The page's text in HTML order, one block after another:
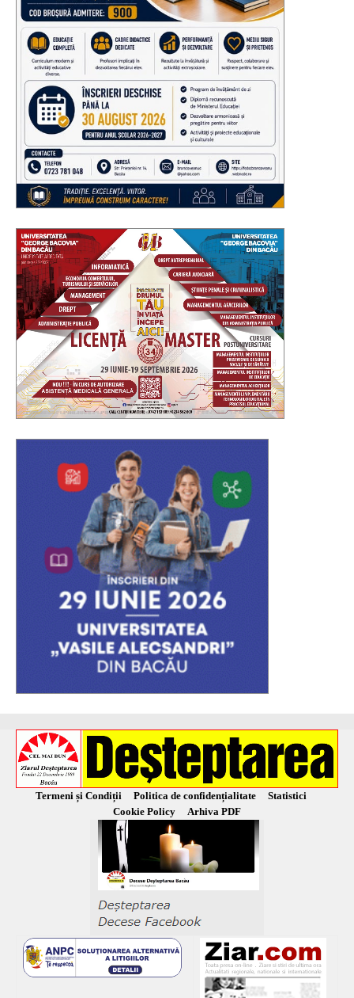
Termeni și Condiții Politica de confidențialitate
Statistici
Cookie Policy
Arhiva PDF